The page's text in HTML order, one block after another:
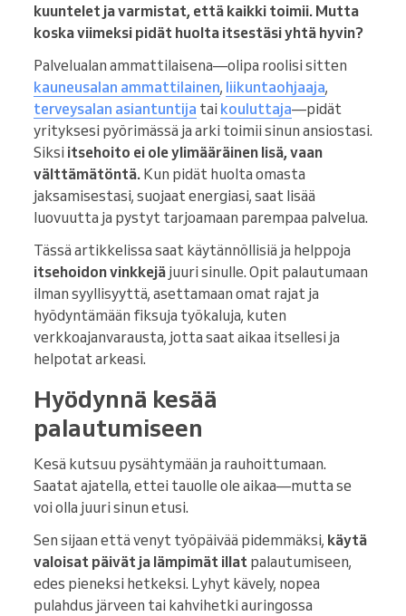
kuuntelet ja varmistat, että kaikki toimii. Mutta
koska viimeksi pidät huolta itsestäsi yhtä hyvin?
Palvelualan ammattilaisena—olipa roolisi sitten
kauneusalan ammattilainen, liikuntaohjaaja,
terveysalan asiantuntija tai kouluttaja—pidät
yrityksesi pyörimässä ja arki toimii sinun ansiostasi.
Siksi itsehoito ei ole ylimääräinen lisä, vaan
välttämätöntä. Kun pidät huolta omasta
jaksamisestasi, suojaat energiasi, saat lisää
luovuutta ja pystyt tarjoamaan parempaa palvelua.
Tässä artikkelissa saat käytännöllisiä ja helppoja
itsehoidon vinkkejä juuri sinulle. Opit palautumaan
ilman syyllisyyttä, asettamaan omat rajat ja
hyödyntämään fiksuja työkaluja, kuten
verkkoajanvarausta, jotta saat aikaa itsellesi ja
helpotat arkeasi.
Hyödynnä kesää
palautumiseen
Kesä kutsuu pysähtymään ja rauhoittumaan.
Saatat ajatella, ettei tauolle ole aikaa—mutta se
voi olla juuri sinun etusi.
Sen sijaan että venyt työpäivää pidemmäksi, käytä
valoisat päivät ja lämpimät illat palautumiseen,
edes pieneksi hetkeksi. Lyhyt kävely, nopea
pulahdus järveen tai kahvihetki auringossa